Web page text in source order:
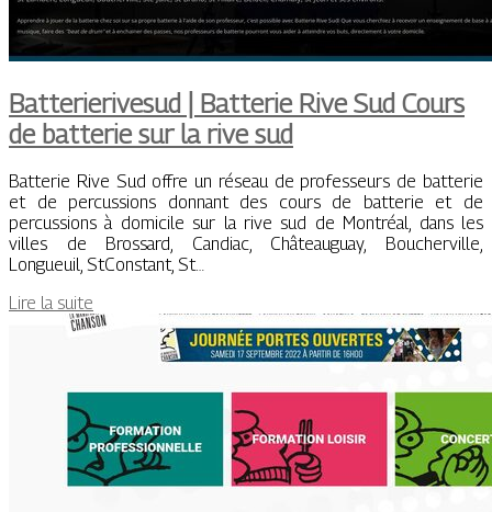
Bat­terierive­sud | Batterie Rive Sud Cours
de batterie sur la rive sud
Batterie Rive Sud offre un réseau de professeurs de batterie
et de percussions donnant des cours de batterie et de
percussions à domicile sur la rive sud de Montréal, dans les
villes de Brossard, Candiac, Châteauguay, Boucherville,
Longueuil, StConstant, St…
Lire la suite